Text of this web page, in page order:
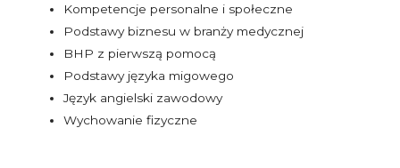
Kompetencje personalne i społeczne
Podstawy biznesu w branży medycznej
BHP z pierwszą pomocą
Podstawy języka migowego
Język angielski zawodowy
Wychowanie fizyczne